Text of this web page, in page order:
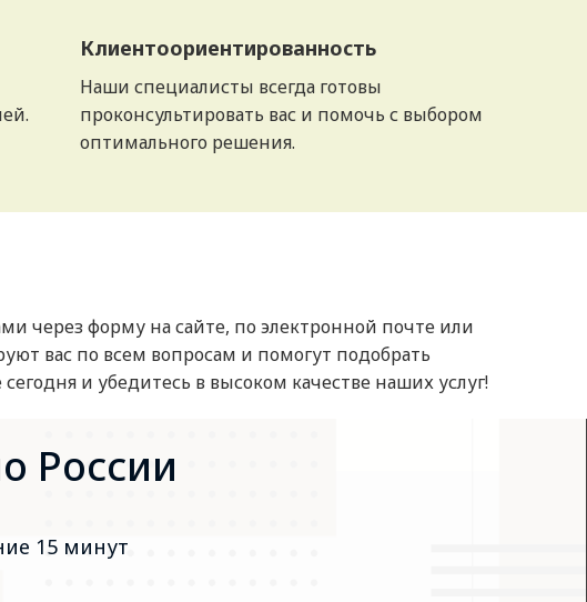
Клиентоориентированность
Наши специалисты всегда готовы
проконсультировать вас и помочь с выбором
оптимального решения.
через форму на сайте, по электронной почте или
вас по всем вопросам и помогут подобрать
и убедитесь в высоком качестве наших услуг!
России
15 минут